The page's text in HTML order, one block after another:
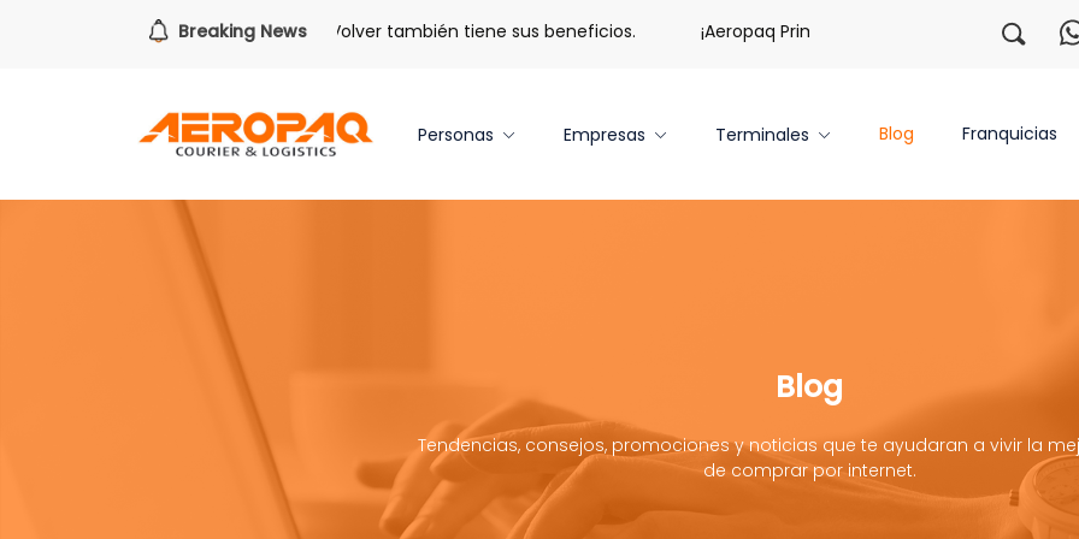
Breaking News
Para todo lo que viene. Volver también tiene sus beneficios. ¡Aeropaq Prime TE DA MÁS! ¡Regístrate
Personas Empresas Terminales Blog Franquicias
Blog
Tendencias, consejos, promociones y noticias que te ayudaran a vivir la
de comprar por internet.